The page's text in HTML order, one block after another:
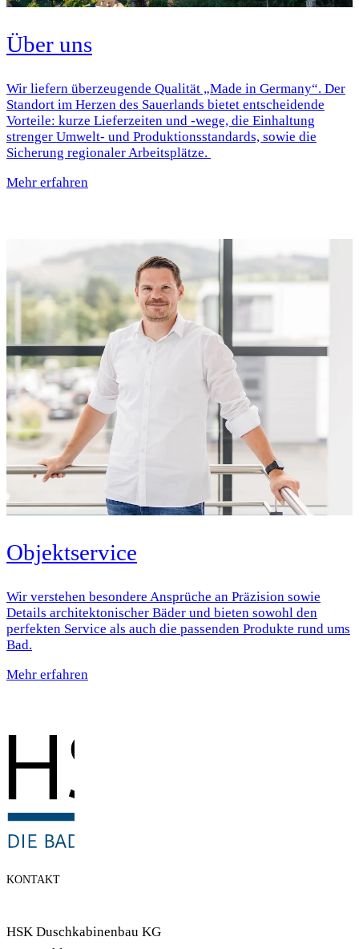
Über uns
Wir liefern überzeugende Qualität „Made in Germany“. Der
Standort im Herzen des Sauerlands bietet entscheidende
Vorteile: kurze Lieferzeiten und -wege, die Einhaltung
strenger Umwelt- und Produktionsstandards, sowie die
Sicherung regionaler Arbeitsplätze.
Mehr erfahren
Objektservice
Wir verstehen besondere Ansprüche an Präzision sowie
Details architektonischer Bäder und bieten sowohl den
perfekten Service als auch die passenden Produkte rund ums
Bad.
Mehr erfahren
KONTAKT
HSK Duschkabinenbau KG